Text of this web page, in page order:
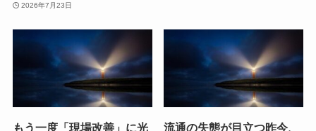
2026年7月23日
もう一度「現場改善」に光
流通の失態が目立つ昨今、